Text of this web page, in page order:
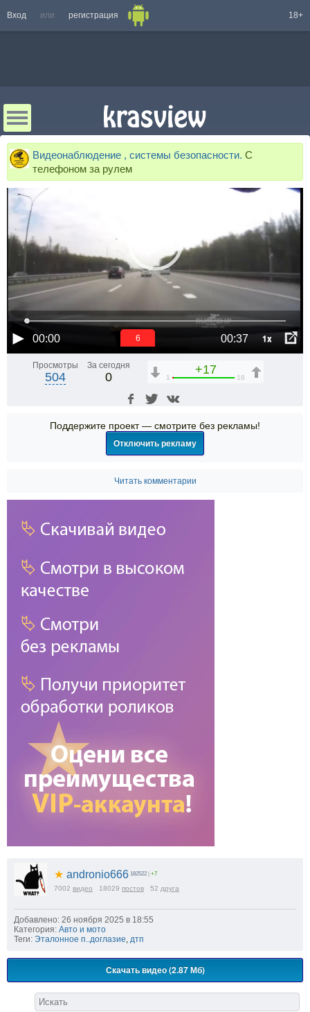
Вход или регистрация 18+
Видеонаблюдение , системы безопасности. С
телефоном за рулем
00:00 00:37 1x
5
Просмотры
504
За сегодня
0
+17
1 18
Поддержите проект — смотрите без рекламы!
Отключить рекламу
Читать комментарии
★ andronio666 182522 +7
7002 видео 18029 постов 52 друга
Добавлено: 26 ноября 2025 в 18:55
Категория: Авто и мото
Теги: Эталонное п..доглазие, дтп
Скачать видео (2.87 Мб)